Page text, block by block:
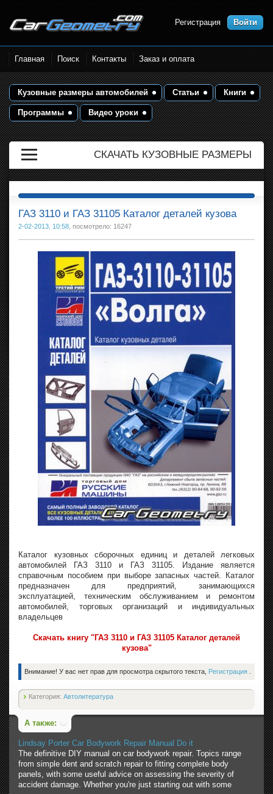
Размеры кузова автомобилей.
Контрольные точки и кузовные
размеры. Геометрия кузова
Регистрация Войти
Главная Поиск Контакты Заказ и оплата
Кузовные размеры автомобилей Статьи Книги
Программы Видео уроки
СКАЧАТЬ КУЗОВНЫЕ РАЗМЕРЫ
ГАЗ 3110 и ГАЗ 31105 Каталог деталей кузова
2-02-2013, 10:58 , посмотрело: 16247
Каталог кузовных сборочных единиц и деталей легковых
автомобилей ГАЗ 3110 и ГАЗ 31105. Издание является
справочным пособием при выборе запасных частей. Каталог
предназначен для предприятий, занимающихся
эксплуатацией, техническим обслуживанием и ремонтом
автомобилей, торговых организаций и индивидуальных
владельцев
Скачать книгу "ГАЗ 3110 и ГАЗ 31105 Каталог деталей
кузова"
Внимание! У вас нет прав для просмотра скрытого текста, Регистрация .
Категория: Автолитература
А также:
Lindsay Porter Car Bodywork Repair Manual Do it
The definitive DIY manual on car bodywork repair. Topics range
from simple dent and scratch repair to fitting complete body
panels, with some useful advice on assessing the severity of
accident damage. Whether you're just starting out with some